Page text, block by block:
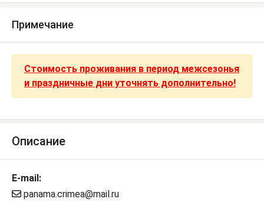
Примечание
Стоимость проживания в период межсезонья
и праздничные дни уточнять дополнительно!
Описание
E-mail:
panama.crimea@mail.ru